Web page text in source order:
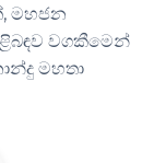
මහජන
වගකීමෙන්
මහතා